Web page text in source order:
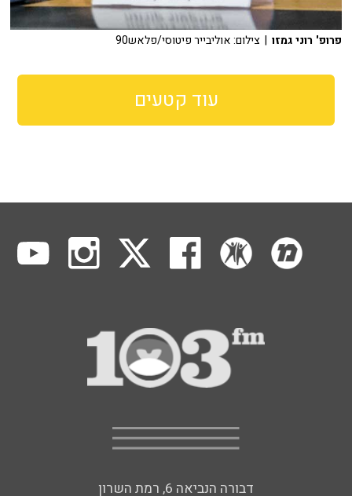
פרופ' רוני גמזו | צילום: אוליבייר פיטוסי/פלאש90
עוד קטעים
דבורה הנביאה 6, רמת השרון